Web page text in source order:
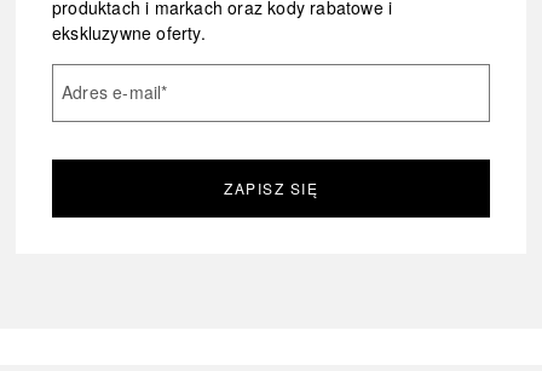
produktach i markach oraz kody rabatowe i
ekskluzywne oferty.
Adres e-mail*
ZAPISZ SIĘ